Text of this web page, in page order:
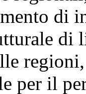
di
di
per il